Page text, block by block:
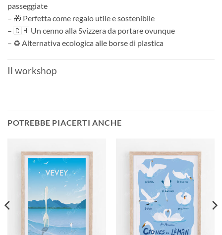
passeggiate
– 🎁 Perfetta come regalo utile e sostenibile
– 🇨🇭 Un cenno alla Svizzera da portare ovunque
– ♻️ Alternativa ecologica alle borse di plastica
Il workshop
POTREBBE PIACERTI ANCHE